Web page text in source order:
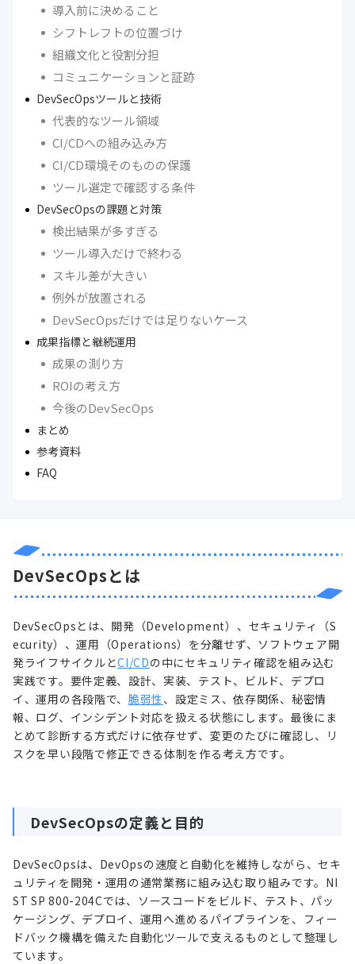
導入前に決めること
シフトレフトの位置づけ
組織文化と役割分担
コミュニケーションと証跡
DevSecOpsツールと技術
代表的なツール領域
CI/CDへの組み込み方
CI/CD環境そのものの保護
ツール選定で確認する条件
DevSecOpsの課題と対策
検出結果が多すぎる
ツール導入だけで終わる
スキル差が大きい
例外が放置される
DevSecOpsだけでは足りないケース
成果指標と継続運用
成果の測り方
ROIの考え方
今後のDevSecOps
まとめ
参考資料
FAQ
DevSecOpsとは
DevSecOpsとは、開発（Development）、セキュリティ（S
ecurity）、運用（Operations）を分離せず、ソフトウェア開
発ライフサイクルとCI/CDの中にセキュリティ確認を組み込む
実践です。要件定義、設計、実装、テスト、ビルド、デプロ
イ、運用の各段階で、 脆弱性、設定ミス、依存関係、秘密情
報、ログ、インシデント対応を扱える状態にします。最後にま
とめて診断する方式だけに依存せず、変更のたびに確認し、リ
スクを早い段階で修正できる体制を作る考え方です。
DevSecOpsの定義と目的
DevSecOpsは、DevOpsの速度と自動化を維持しながら、セキ
ュリティを開発・運用の通常業務に組み込む取り組みです。NI
ST SP 800-204Cでは、ソースコードをビルド、テスト、パッ
ケージング、デプロイ、運用へ進めるパイプラインを、フィー
ドバック機構を備えた自動化ツールで支えるものとして整理し
ています。